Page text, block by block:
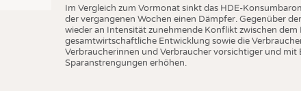
Im Vergleich zum Vormonat sinkt das HDE-
der vergangenen Wochen einen Dämpfer. Gegenüber
wieder an Intensität zunehmende Konflikt zwischen
gesamtwirtschaftliche Entwicklung sowie die
Verbraucherinnen und Verbraucher vorsichtiger und mit
Sparanstrengungen erhöhen.